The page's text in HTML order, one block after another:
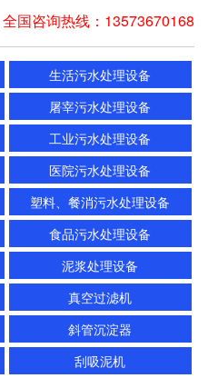
全国咨询热线： 13573670168
生活污水处理设备
屠宰污水处理设备
工业污水处理设备
医院污水处理设备
塑料、餐消污水处理设备
食品污水处理设备
泥浆处理设备
真空过滤机
斜管沉淀器
刮吸泥机